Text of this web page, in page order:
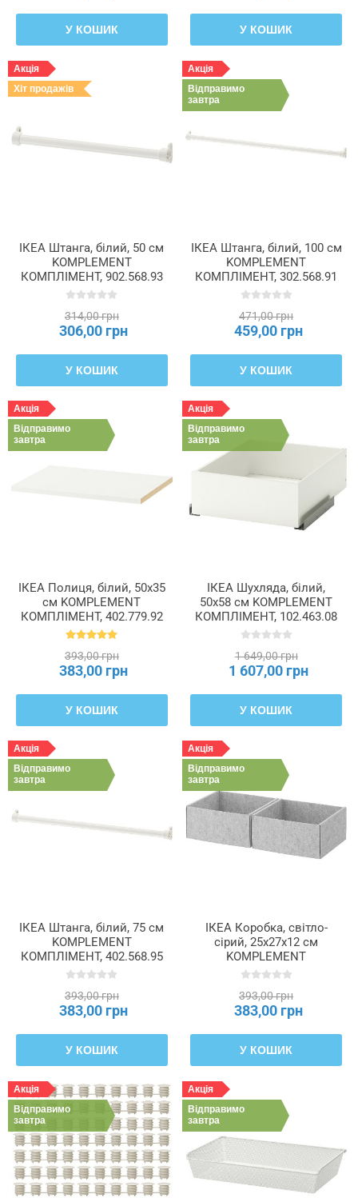
Ширина
шухляди
У КОШИК У КОШИК
Акція
Хіт продажів
ІКЕА Штанга, білий, 50 см
KOMPLEMENT
КОМПЛІМЕНТ, 902.568.93
314,00 грн
306,00 грн
У КОШИК
Акція
Відправимо
завтра
ІКЕА Штанга, білий, 100 см
KOMPLEMENT
КОМПЛІМЕНТ, 302.568.91
471,00 грн
459,00 грн
У КОШИК
Акція
Відправимо
завтра
ІКЕА Полиця, білий, 50x35
см KOMPLEMENT
КОМПЛІМЕНТ, 402.779.92
393,00 грн
383,00 грн
У КОШИК
Акція
Відправимо
завтра
ІКЕА Шухляда, білий,
50x58 см KOMPLEMENT
КОМПЛІМЕНТ, 102.463.08
1 649,00 грн
1 607,00 грн
У КОШИК
Акція
Відправимо
завтра
ІКЕА Штанга, білий, 75 см
KOMPLEMENT
КОМПЛІМЕНТ, 402.568.95
393,00 грн
383,00 грн
У КОШИК
Акція
Відправимо
завтра
ІКЕА Коробка, світло-
сірий, 25x27x12 см
KOMPLEMENT
КОМПЛІМЕНТ, 404.057.77
393,00 грн
383,00 грн
У КОШИК
Акція
Відправимо
завтра
Акція
Відправимо
завтра